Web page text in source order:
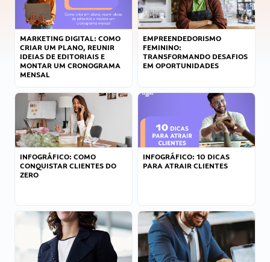
MARKETING DIGITAL: COMO
CRIAR UM PLANO, REUNIR
IDEIAS DE EDITORIAIS E
MONTAR UM CRONOGRAMA
MENSAL
EMPREENDEDORISMO
FEMININO:
TRANSFORMANDO DESAFIOS
EM OPORTUNIDADES
INFOGRÁFICO: COMO
CONQUISTAR CLIENTES DO
ZERO
INFOGRÁFICO: 10 DICAS
PARA ATRAIR CLIENTES